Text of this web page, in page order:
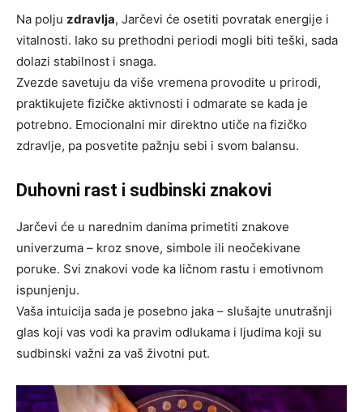
Na polju zdravlja, Jarčevi će osetiti povratak energije i
vitalnosti. Iako su prethodni periodi mogli biti teški, sada
dolazi stabilnost i snaga.
Zvezde savetuju da više vremena provodite u prirodi,
praktikujete fizičke aktivnosti i odmarate se kada je
potrebno. Emocionalni mir direktno utiče na fizičko
zdravlje, pa posvetite pažnju sebi i svom balansu.
Duhovni rast i sudbinski znakovi
Jarčevi će u narednim danima primetiti znakove
univerzuma – kroz snove, simbole ili neočekivane
poruke. Svi znakovi vode ka ličnom rastu i emotivnom
ispunjenju.
Vaša intuicija sada je posebno jaka – slušajte unutrašnji
glas koji vas vodi ka pravim odlukama i ljudima koji su
sudbinski važni za vaš životni put.